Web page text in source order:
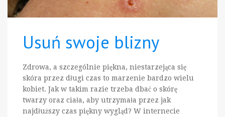
Usuń swoje blizny
Zdrowa, a szczególnie piękna, niestarzejąca się
skóra przez długi czas to marzenie bardzo wielu
kobiet. Jak w takim razie trzeba dbać o skórę
twarzy oraz ciała, aby utrzymała przez jak
najdłuższy czas piękny wygląd? W internecie